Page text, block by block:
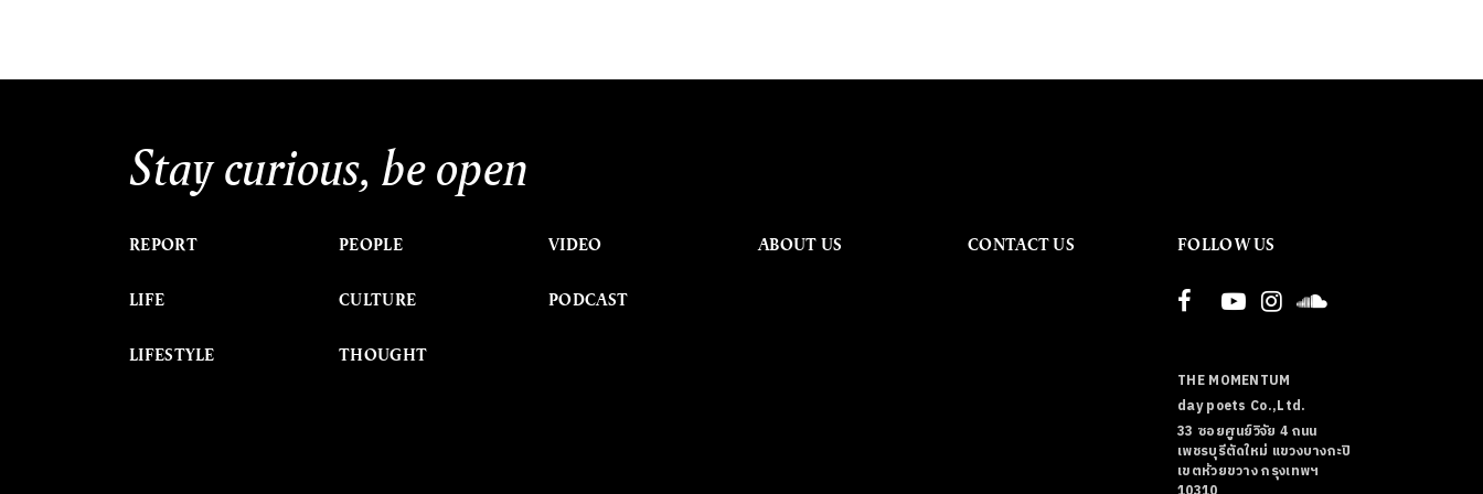
Stay curious, be open
REPORT
LIFE
LIFESTYLE
PEOPLE
CULTURE
THOUGHT
VIDEO
PODCAST
ABOUT US CONTACT US FOLLOW US
THE MOMENTUM
day poets Co.,Ltd.
33 ซอยศูนย์วิจัย 4 ถนน
เพชรบุรีตัดใหม่ แขวงบางกะปิ
เขตห้วยขวาง กรุงเทพฯ